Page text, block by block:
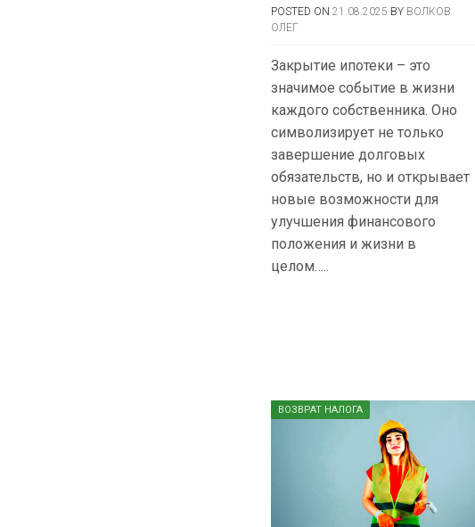
POSTED ON 21.08.2025 BY ВОЛКОВ
ОЛЕГ
Закрытие ипотеки – это
значимое событие в жизни
каждого собственника. Оно
символизирует не только
завершение долговых
обязательств, но и открывает
новые возможности для
улучшения финансового
положения и жизни в
целом…..
ВОЗВРАТ НАЛОГА